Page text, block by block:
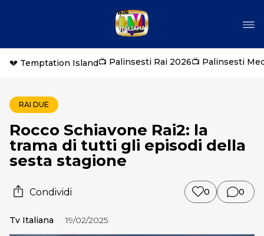
💔 Temptation Island📺 Palinsesti Rai 2026📺 Palinsesti
RAI DUE
Rocco Schiavone Rai2: la
trama di tutti gli episodi della
sesta stagione
Condividi 0 0
Tv Italiana 19/02/2025